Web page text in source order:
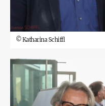
©Katharina Schiffl